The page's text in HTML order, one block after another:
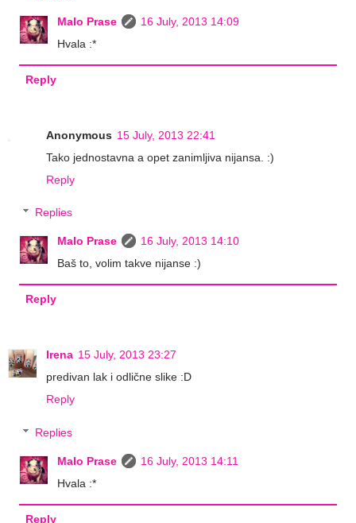
Malo Prase
16 July, 2013 14:09
Hvala :*
Reply
Anonymous 15 July, 2013 22:41
Tako jednostavna a opet zanimljiva nijansa. :)
Reply
Replies
Malo Prase
16 July, 2013 14:10
Baš to, volim takve nijanse :)
Reply
Irena 15 July, 2013 23:27
predivan lak i odlične slike :D
Reply
Replies
Malo Prase
16 July, 2013 14:11
Hvala :*
Reply